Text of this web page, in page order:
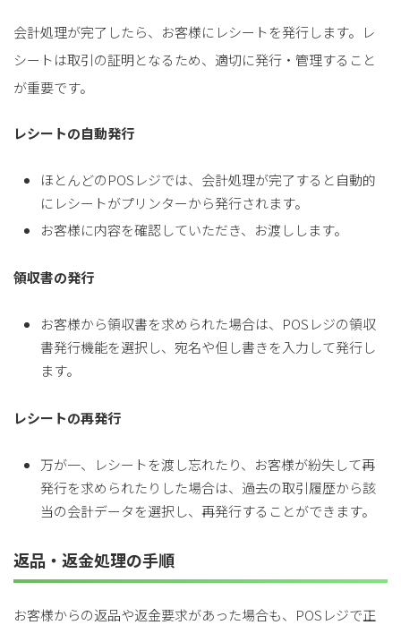
会計処理が完了したら、お客様にレシートを発行します。レ
シートは取引の証明となるため、適切に発行・管理すること
が重要です。
レシートの自動発行
ほとんどのPOSレジでは、会計処理が完了すると自動的
にレシートがプリンターから発行されます。
お客様に内容を確認していただき、お渡しします。
領収書の発行
お客様から領収書を求められた場合は、POSレジの領収
書発行機能を選択し、宛名や但し書きを入力して発行し
ます。
レシートの再発行
万が一、レシートを渡し忘れたり、お客様が紛失して再
発行を求められたりした場合は、過去の取引履歴から該
当の会計データを選択し、再発行することができます。
返品・返金処理の手順
お客様からの返品や返金要求があった場合も、POSレジで正
資料ダウンロードの一覧へ
お問い合わせフォームへ